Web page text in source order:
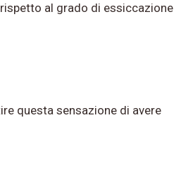
al grado di essiccazione
questa sensazione di avere